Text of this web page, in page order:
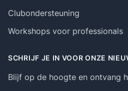
Clubondersteuning
Workshops voor professionals
SCHRIJF JE IN VOOR ONZE
Blijf op de hoogte en ontvang